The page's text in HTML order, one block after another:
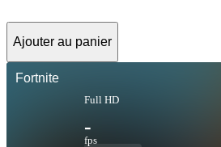
Ajouter au panier
Fortnite
Full HD
-
fps